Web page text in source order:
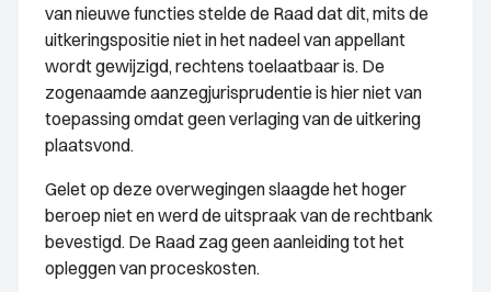
van nieuwe functies stelde de Raad dat dit, mits de
uitkeringspositie niet in het nadeel van appellant
wordt gewijzigd, rechtens toelaatbaar is. De
zogenaamde aanzegjurisprudentie is hier niet van
toepassing omdat geen verlaging van de uitkering
plaatsvond.
Gelet op deze overwegingen slaagde het hoger
beroep niet en werd de uitspraak van de rechtbank
bevestigd. De Raad zag geen aanleiding tot het
opleggen van proceskosten.